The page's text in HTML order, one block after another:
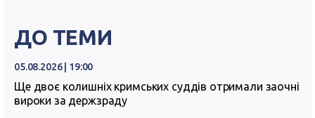
ДО ТЕМИ
05.08.2026 | 19:00
Ще двоє колишніх кримських суддів отримали заочні
вироки за держзраду